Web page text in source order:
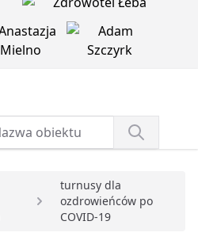
turnusy dla
ozdrowieńców po
COVID-19